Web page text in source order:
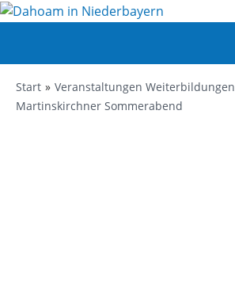
Start
Veranstaltungen Weiterbildungen
Martinskirchner Sommerabend